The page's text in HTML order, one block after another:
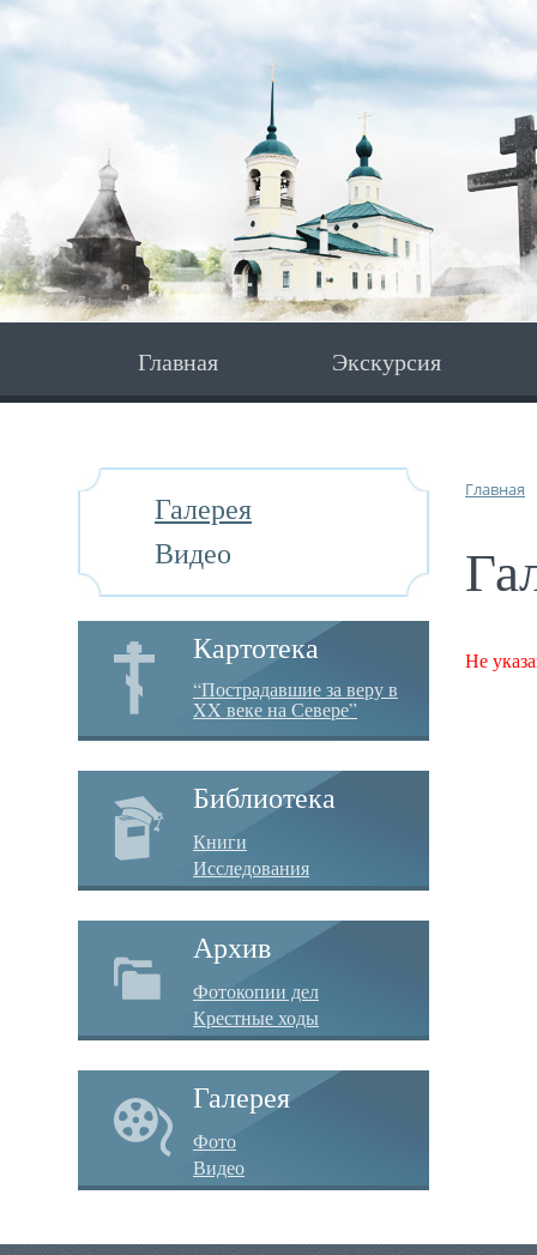
Главная Экскурсия
Галерея
Видео
Картотека
“Пострадавшие за веру в
XX веке на Севере”
Библиотека
Книги
Исследования
Архив
Фотокопии дел
Крестные ходы
Галерея
Фото
Видео
Главная
Не